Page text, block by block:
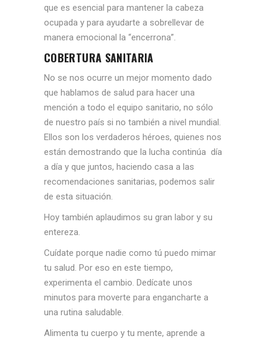
que es esencial para mantener la cabeza
ocupada y para ayudarte a sobrellevar de
manera emocional la “encerrona”.
COBERTURA SANITARIA
No se nos ocurre un mejor momento dado
que hablamos de salud para hacer una
mención a todo el equipo sanitario, no sólo
de nuestro país si no también a nivel mundial.
Ellos son los verdaderos héroes, quienes nos
están demostrando que la lucha continúa día
a día y que juntos, haciendo casa a las
recomendaciones sanitarias, podemos salir
de esta situación.
Hoy también aplaudimos su gran labor y su
entereza.
Cuídate porque nadie como tú puedo mimar
tu salud. Por eso en este tiempo,
experimenta el cambio. Dedícate unos
minutos para moverte para engancharte a
una rutina saludable.
Alimenta tu cuerpo y tu mente, aprende a